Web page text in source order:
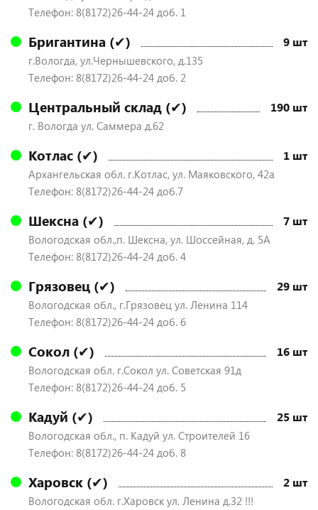
Телефон: 8(8172)26-44-24 доб. 1
Бригантина (✔) 9 шт
г.Вологда, ул.Чернышевского, д.135
Телефон: 8(8172)26-44-24 доб. 2
Центральный склад (✔) 190 шт
г. Вологда ул. Саммера д.62
Котлас (✔) 1 шт
Архангельская обл. г.Котлас, ул. Маяковского, 42а
Телефон: 8(8172)26-44-24 доб.7
Шексна (✔) 7 шт
Вологодская обл.,п. Шексна, ул. Шоссейная, д. 5А
Телефон: 8(8172)26-44-24 доб. 4
Грязовец (✔) 29 шт
Вологодская обл., г.Грязовец ул. Ленина 114
Телефон: 8(8172)26-44-24 доб. 6
Сокол (✔) 16 шт
Вологодская обл. г.Сокол ул. Советская 91д
Телефон: 8(8172)26-44-24 доб. 5
Кадуй (✔) 25 шт
Вологодская обл., п. Кадуй ул. Строителей 16
Телефон: 8(8172)26-44-24 доб. 8
Харовск (✔) 2 шт
Вологодская обл. г.Харовск ул. Ленина д.32 !!!